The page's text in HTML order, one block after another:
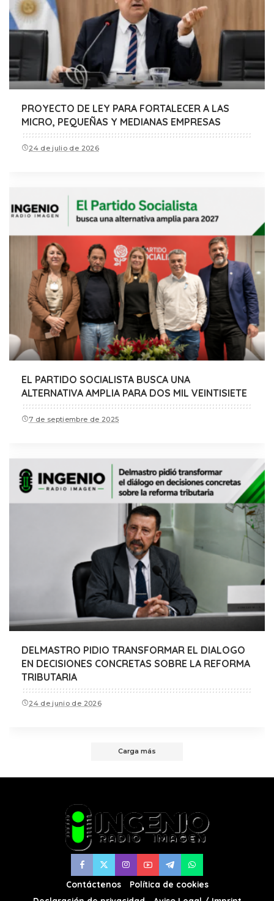
PROYECTO DE LEY PARA FORTALECER A LAS
MICRO, PEQUEÑAS Y MEDIANAS EMPRESAS
24 de julio de 2026
EL PARTIDO SOCIALISTA BUSCA UNA
ALTERNATIVA AMPLIA PARA DOS MIL VEINTISIETE
7 de septiembre de 2025
DELMASTRO PIDIO TRANSFORMAR EL DIALOGO
EN DECISIONES CONCRETAS SOBRE LA REFORMA
TRIBUTARIA
24 de junio de 2026
Carga más
Contáctenos
Política de cookies